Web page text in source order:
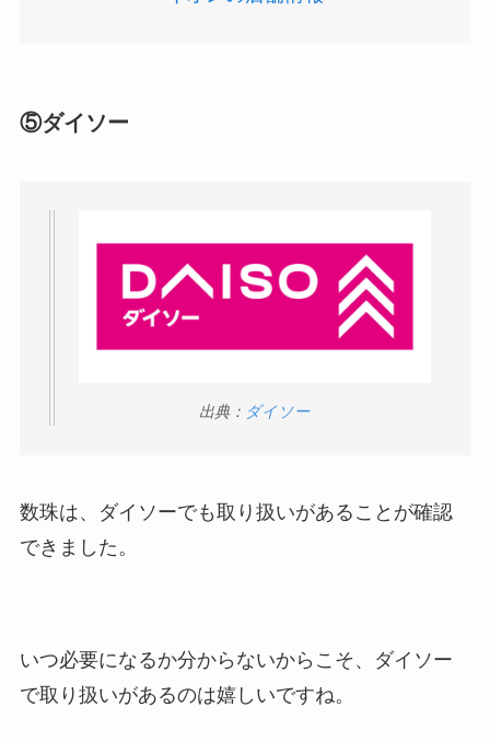
スーツケースカバーはどこに売ってる？100均（ダ
マウンテンデューはどこに売ってる？自販機やコ
インソールはどこに売ってる？100均やドラッグス
LANケーブルはどこで買える？ドンキや100均に売
ってる！
⑤ダイソー
出典： ダイソー
数珠は、ダイソーでも取り扱いがあることが確認
できました。
いつ必要になるか分からないからこそ、ダイソー
で取り扱いがあるのは嬉しいですね。